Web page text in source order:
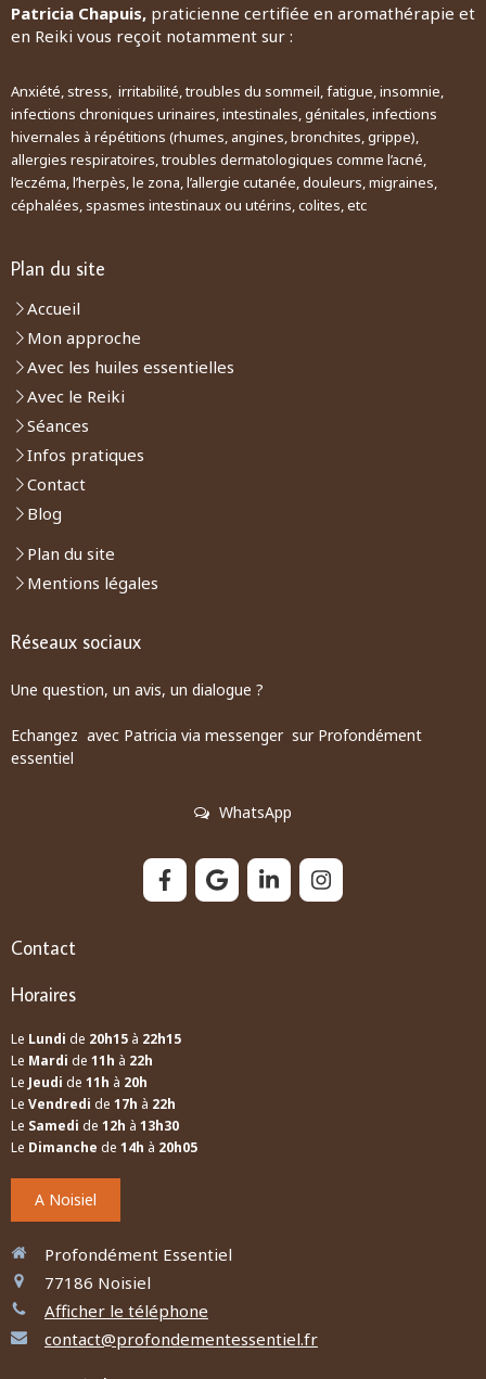
Patricia Chapuis, praticienne certifiée en aromathérapie et
en Reiki vous reçoit notamment sur :
Anxiété, stress, irritabilité, troubles du sommeil, fatigue, insomnie,
infections chroniques urinaires, intestinales, génitales, infections
hivernales à répétitions (rhumes, angines, bronchites, grippe),
allergies respiratoires, troubles dermatologiques comme l’acné,
l’eczéma, l’herpès, le zona, l’allergie cutanée, douleurs, migraines,
céphalées, spasmes intestinaux ou utérins, colites, etc
Plan du site
Accueil
Mon approche
Avec les huiles essentielles
Avec le Reiki
Séances
Infos pratiques
Contact
Blog
Plan du site
Mentions légales
Réseaux sociaux
Une question, un avis, un dialogue ?
Echangez avec Patricia via messenger sur Profondément
essentiel
WhatsApp
Contact
Horaires
Le Lundi de 20h15 à 22h15
Le Mardi de 11h à 22h
Le Jeudi de 11h à 20h
Le Vendredi de 17h à 22h
Le Samedi de 12h à 13h30
Le Dimanche de 14h à 20h05
A Noisiel
Profondément Essentiel
77186 Noisiel
Afficher le téléphone
contact@profondementessentiel.fr